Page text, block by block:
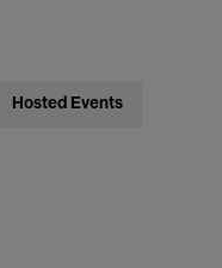
Hosted Events